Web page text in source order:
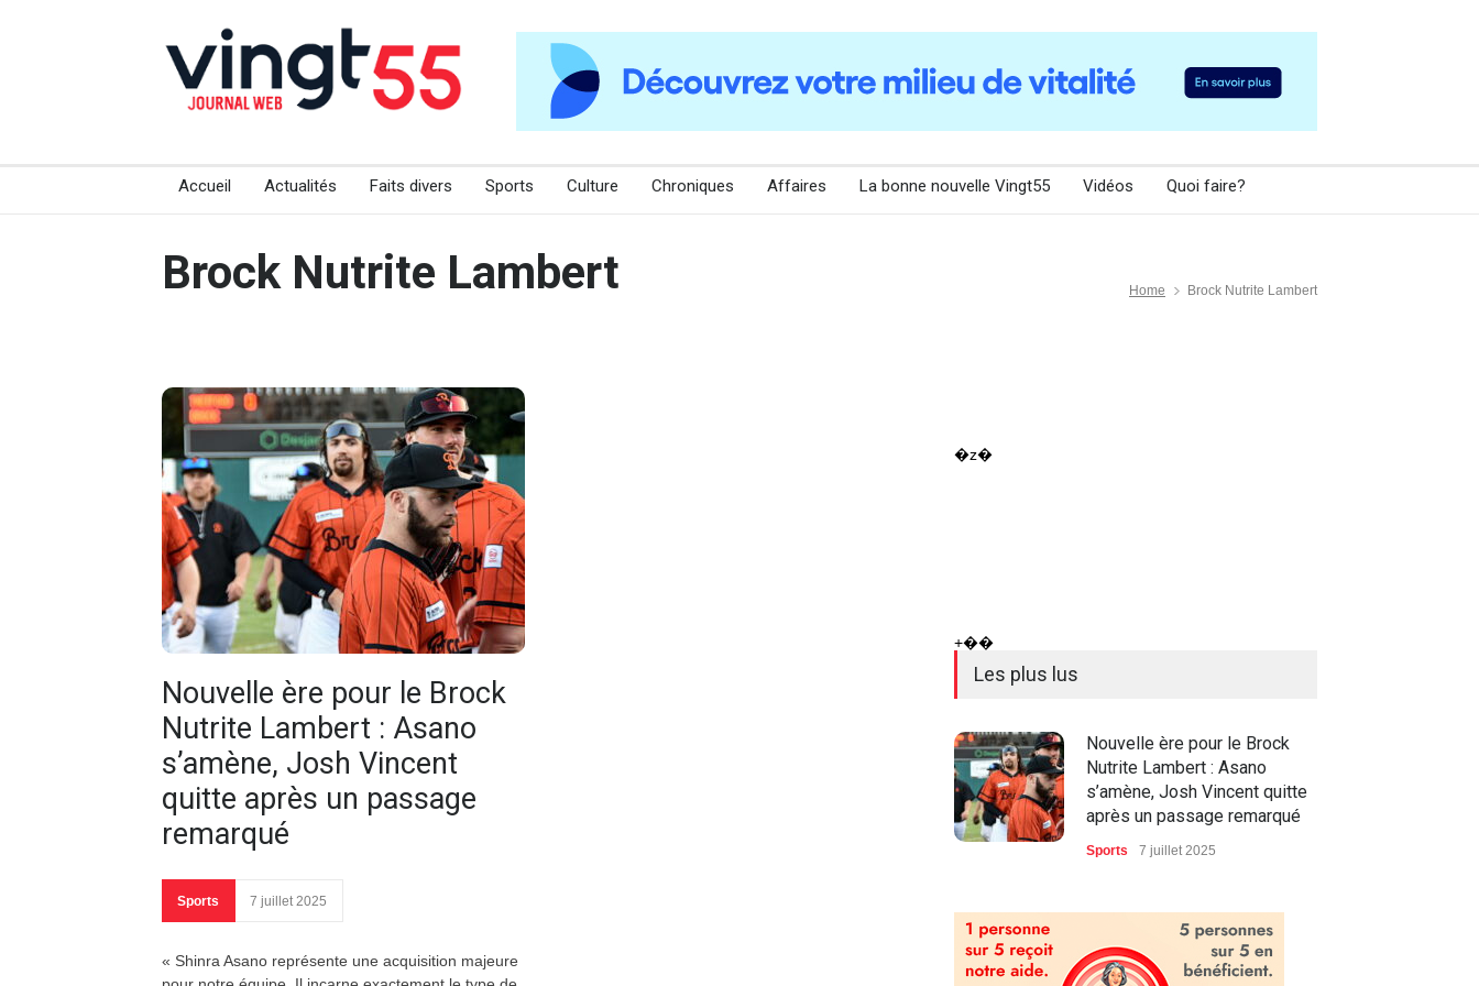
Accueil Actualités Faits divers Sports Culture Chroniques Affaires La bonne nouvelle Vingt55 Vidéos Quoi faire?
Brock Nutrite Lambert Home Brock Nutrite Lambert
Nouvelle ère pour le Brock
Nutrite Lambert : Asano
s’amène, Josh Vincent
quitte après un passage
remarqué
Sports 7 juillet 2025
« Shinra Asano représente une acquisition majeure
�z�
+��
Les plus lus
Nouvelle ère pour le Brock
Nutrite Lambert : Asano
s’amène, Josh Vincent quitte
après un passage remarqué
Sports 7 juillet 2025